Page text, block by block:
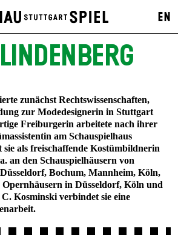
EN
zunächst Rechtswissenschaften,
zur Modedesignerin in Stuttgart
Freiburgerin arbeitete nach ihrer
am Schauspielhaus
sie als freischaffende Kostümbildnerin
an den Schauspielhäusern von
Bochum, Mannheim, Köln,
in Düsseldorf, Köln und
Kosminski verbindet sie eine